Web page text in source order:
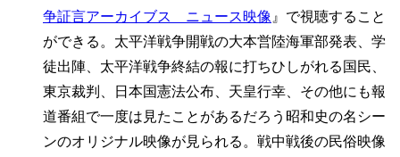
争証言アーカイブス ニュース映像 』で視聴すること
ができる。太平洋戦争開戦の大本営陸海軍部発表、学
徒出陣、太平洋戦争終結の報に打ちひしがれる国民、
東京裁判、日本国憲法公布、天皇行幸、その他にも報
道番組で一度は見たことがあるだろう昭和史の名シー
ンのオリジナル映像が見られる。戦中戦後の民俗映像